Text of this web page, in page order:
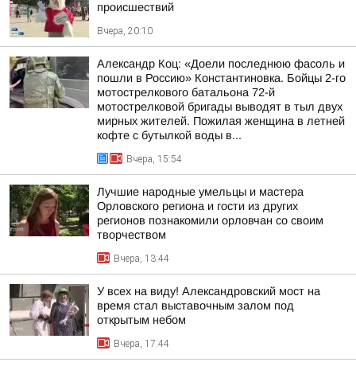
происшествий
Вчера, 20:10
Александр Коц: «Доели последнюю фасоль и
пошли в Россию» Константиновка. Бойцы 2-го
мотострелкового батальона 72-й
мотострелковой бригады выводят в тыл двух
мирных жителей. Пожилая женщина в летней
кофте с бутылкой воды в...
Вчера, 15:54
Лучшие народные умельцы и мастера
Орловского региона и гости из других
регионов познакомили орловчан со своим
творчеством
Вчера, 13:44
У всех на виду! Александровский мост на
время стал выставочным залом под
открытым небом
Вчера, 17:44